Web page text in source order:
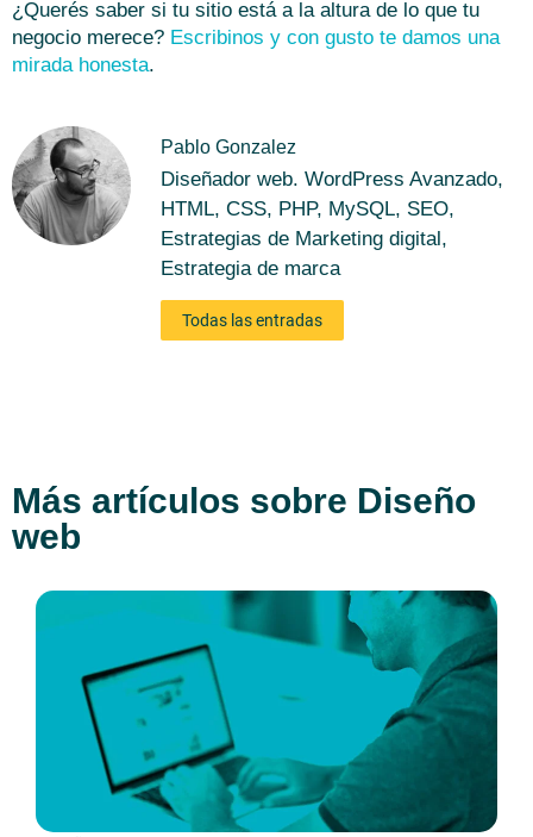
¿Querés saber si tu sitio está a la altura de lo que tu
negocio merece? Escribinos y con gusto te damos una
mirada honesta.
Pablo Gonzalez
Diseñador web. WordPress Avanzado,
HTML, CSS, PHP, MySQL, SEO,
Estrategias de Marketing digital,
Estrategia de marca
Todas las entradas
Más artículos sobre Diseño
web